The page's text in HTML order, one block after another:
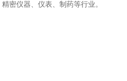
精密仪器、仪表、制药等行业。